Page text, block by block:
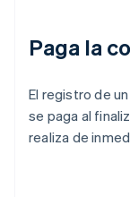
Paga la
El registro de
se paga al
realiza de